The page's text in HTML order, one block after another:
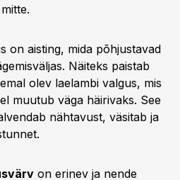
on aisting, mida põhjustavad
Näiteks paistab
olev laelambi valgus, mis
muutub väga häirivaks. See
nähtavust, väsitab ja
on erinev ja nende